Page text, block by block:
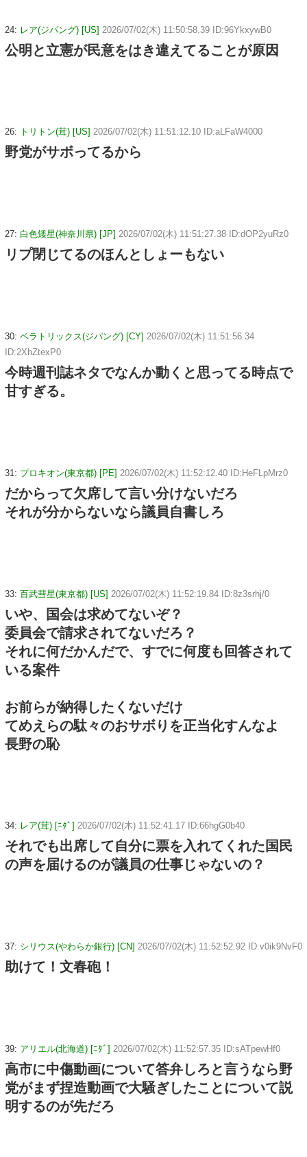
24: レア(ジパング) [US] 2026/07/02(木) 11:50:58.39 ID:96YkxywB0
公明と立憲が民意をはき違えてることが原因
26: トリトン(茸) [US] 2026/07/02(木) 11:51:12.10 ID:aLFaW4000
野党がサボってるから
27: 白色矮星(神奈川県) [JP] 2026/07/02(木) 11:51:27.38 ID:dOP2yuRz0
リプ閉じてるのほんとしょーもない
30: ベラトリックス(ジパング) [CY] 2026/07/02(木) 11:51:56.34
ID:2XhZtexP0
今時週刊誌ネタでなんか動くと思ってる時点で
甘すぎる。
31: プロキオン(東京都) [PE] 2026/07/02(木) 11:52:12.40 ID:HeFLpMrz0
だからって欠席して言い分けないだろ
それが分からないなら議員自書しろ
33: 百武彗星(東京都) [US] 2026/07/02(木) 11:52:19.84 ID:8z3srhj/0
いや、国会は求めてないぞ？
委員会で請求されてないだろ？
それに何だかんだで、すでに何度も回答されて
いる案件
お前らが納得したくないだけ
てめえらの駄々のおサボりを正当化すんなよ
長野の恥
34: レア(茸) [ﾆﾀﾞ] 2026/07/02(木) 11:52:41.17 ID:66hgG0b40
それでも出席して自分に票を入れてくれた国民
の声を届けるのが議員の仕事じゃないの？
37: シリウス(やわらか銀行) [CN] 2026/07/02(木) 11:52:52.92 ID:v0ik9NvF0
助けて！文春砲！
39: アリエル(北海道) [ﾆﾀﾞ] 2026/07/02(木) 11:52:57.35 ID:sATpewHf0
高市に中傷動画について答弁しろと言うなら野
党がまず捏造動画で大騒ぎしたことについて説
明するのが先だろ